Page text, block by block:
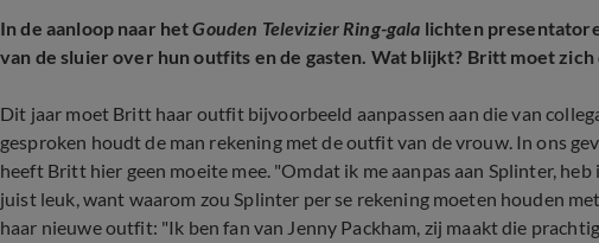
In de aanloop naar hetGouden Televizier Ring-gala lichten
van de sluier over hun outfits en de gasten. Wat blijkt? Britt moet
Dit jaar moet Britt haar outfit bijvoorbeeld aanpassen aan die van
gesproken houdt de man rekening met de outfit van de vrouw. In ons
heeft Britt hier geen moeite mee. "Omdat ik me aanpas aan Splinter,
juist leuk, want waarom zou Splinter per se rekening moeten houden
haar nieuwe outfit: "Ik ben fan van Jenny Packham, zij maakt die